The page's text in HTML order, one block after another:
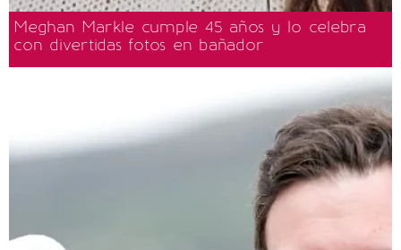
Meghan Markle cumple 45 años y lo celebra
con divertidas fotos en bañador